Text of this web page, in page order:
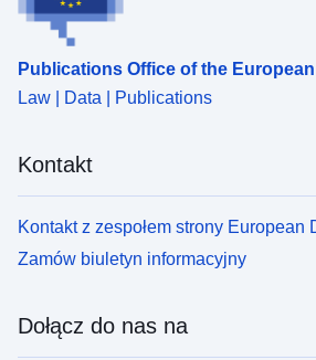
Publications Office of the
Law | Data | Publications
Kontakt
Kontakt z zespołem strony European
Zamów biuletyn informacyjny
Dołącz do nas na